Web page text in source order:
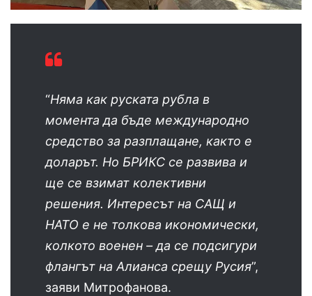
“Няма как руската рубла в
момента да бъде международно
средство за разплащане, както е
доларът. Но БРИКС се развива и
ще се взимат колективни
решения. Интересът на САЩ и
НАТО е не толкова икономически,
колкото военен – да се подсигури
флангът на Алианса срещу Русия”,
заяви Митрофанова.